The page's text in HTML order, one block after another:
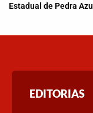
Estadual de Pedra Azul
EDITORIAS